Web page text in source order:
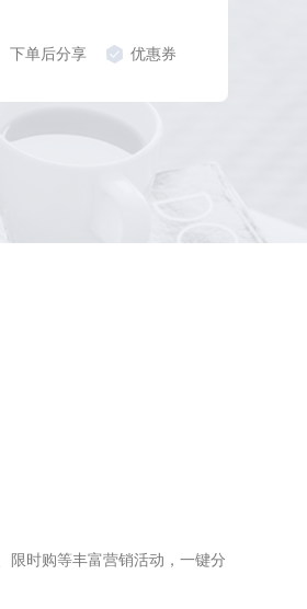
下单后分享 优惠券
限时购等丰富营销活动，一键分